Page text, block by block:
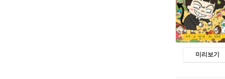
미리보기